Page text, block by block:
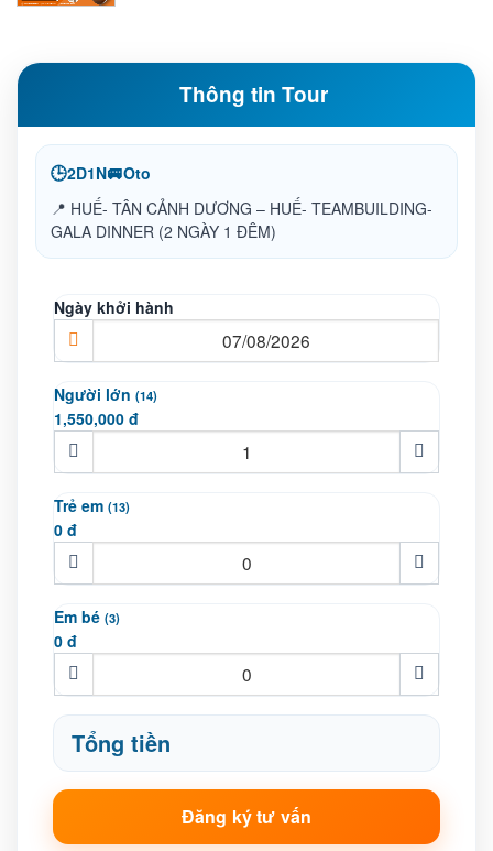
Thông tin Tour
🕒2D1N🚐Oto
📍 HUẾ- TÂN CẢNH DƯƠNG – HUẾ- TEAMBUILDING-
GALA DINNER (2 NGÀY 1 ĐÊM)
Ngày khởi hành
Người lớn (14)
1,550,000 đ
Trẻ em (13)
0 đ
Em bé (3)
0 đ
Tổng tiền
Đăng ký tư vấn